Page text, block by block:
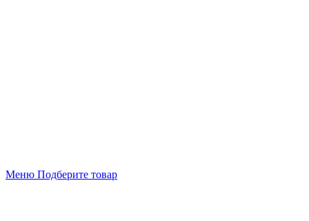
Меню Подберите товар